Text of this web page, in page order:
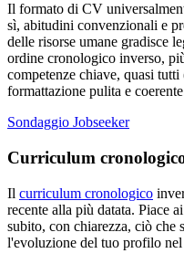
Il formato di CV
sì, abitudini convenzionali e
delle risorse umane gradisce
ordine cronologico inverso,
competenze chiave, quasi
formattazione pulita e
Sondaggio Jobseeker
Curriculum
Il curriculum cronologico
recente alla più datata. Piace
subito, con chiarezza, ciò che
l'evoluzione del tuo profilo nel